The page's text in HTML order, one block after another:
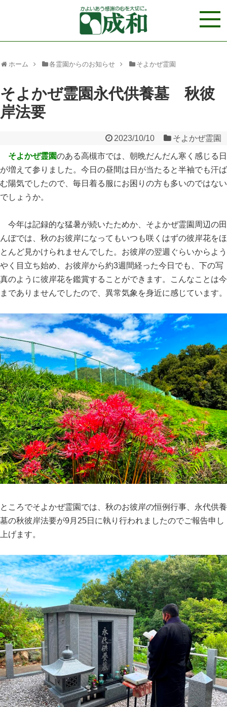
ホーム 各霊園からのお知らせ そよかぜ霊園
そよかぜ霊園永代供養墓 秋彼
岸法要
2023/10/10 そよかぜ霊園
そよかぜ霊園のある高槻市では、朝晩だんだん寒く感じる日
が増えて参りました。今日の昼間は日が当たると半袖でも汗ば
む陽気でしたので、毎日着る服にお困りの方も多いのではない
でしょうか。
今年は記録的な猛暑が続いたためか、そよかぜ霊園周辺の田
んぼでは、秋のお彼岸になってもいつも咲くはずの彼岸花をほ
とんど見かけられませんでした。お彼岸の翌週ぐらいからよう
やく目立ち始め、お彼岸から約3週間経った今日でも、下の写
真のように彼岸花を鑑賞することができます。こんなことは今
までありませんでしたので、異常気象を身近に感じています。
ところでそよかぜ霊園では、秋のお彼岸の恒例行事、永代供養
墓の秋彼岸法要が9月25日に執り行われましたのでご報告申し
上げます。